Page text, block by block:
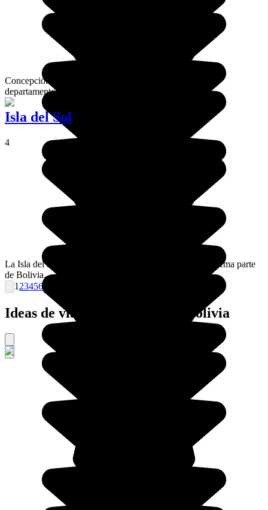
Concepción es una antigua misión jesuita ubicada en el
departamento de Santa Cruz, al este de Bolivia.
Isla del Sol
4
La Isla del Sol es la isla más grande del lago Titicaca y forma parte
de Bolivia.
1 23456
Ideas de viajes organizados a Bolivia